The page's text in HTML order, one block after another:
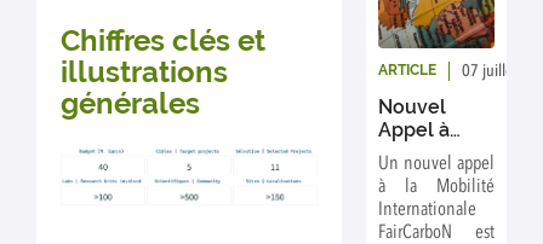
élever progressivement sa surface grâce à
l'accumulation de sédiments afin de
suivre la montée du niveau marin.
Chiffres clés et
illustrations
générales
ARTICLE 07 juillet
Nouvel
Appel à
Mobilité
internationale
2026
Un nouvel appel
à la Mobilité
Internationale
FairCarboN est